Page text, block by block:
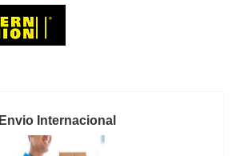
Envio Internacional